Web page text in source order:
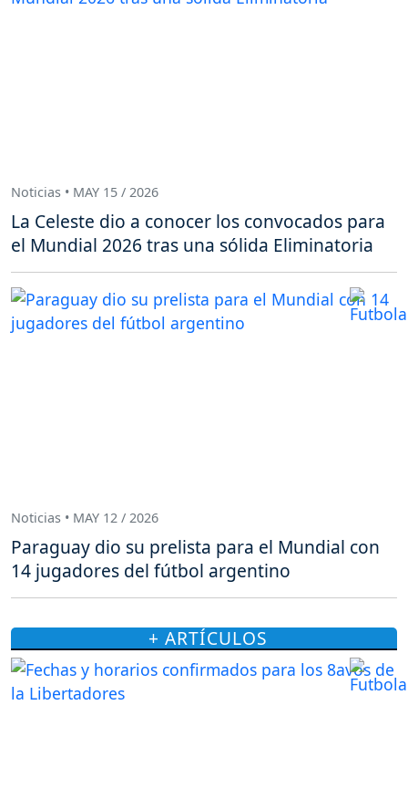
Noticias • MAY 15 / 2026
La Celeste dio a conocer los convocados para
el Mundial 2026 tras una sólida Eliminatoria
Noticias • MAY 12 / 2026
Paraguay dio su prelista para el Mundial con
14 jugadores del fútbol argentino
+ ARTÍCULOS